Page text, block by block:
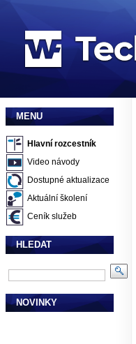
MENU
Hlavní rozcestník
Video návody
Dostupné aktualizace
Aktuální školení
Ceník služeb
HLEDAT
NOVINKY